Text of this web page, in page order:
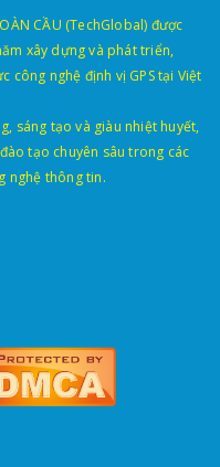
CẦU (TechGlobal) được
xây dựng và phát triển,
công nghệ định vị GPS tại Việt
sáng tạo và giàu nhiệt huyết,
tạo chuyên sâu trong các
nghệ thông tin.